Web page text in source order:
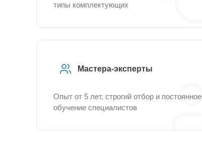
типы комплектующих
Мастера-эксперты
Опыт от 5 лет, строгий отбор и постоянное
обучение специалистов